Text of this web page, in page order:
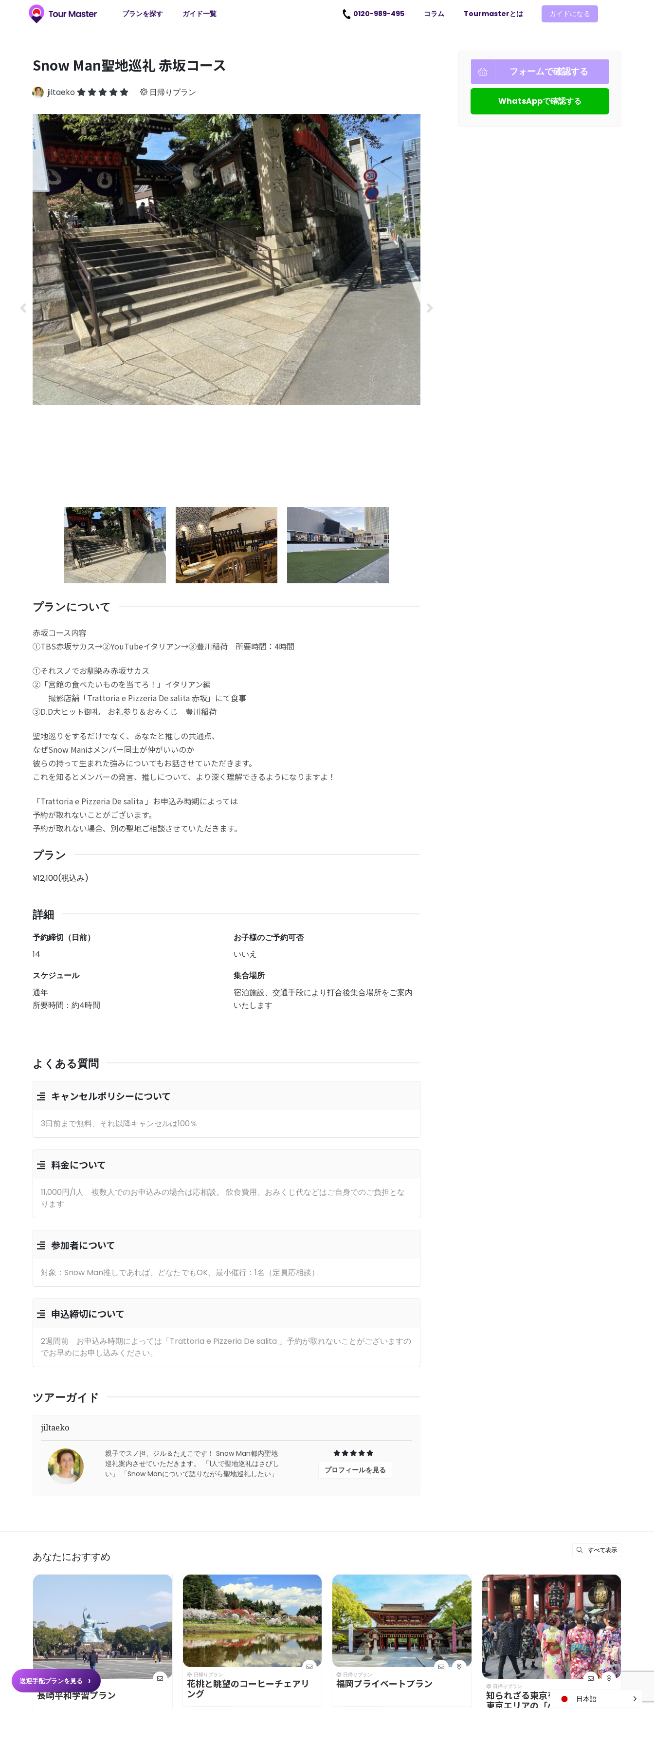
プランを探す ガイド一覧 0120-989-495 コラム Tourmasterとは ガイドになる
Snow Man聖地巡礼 赤坂コース
jiltaeko 日帰りプラン
プランについて
赤坂コース内容
①TBS赤坂サカス→②YouTubeイタリアン→③豊川稲荷 所要時間：4時間
①それスノでお馴染み赤坂サカス
②「宮館の食べたいものを当てろ！」イタリアン編
撮影店舗「Trattoria e Pizzeria De salita 赤坂」にて食事
③D.D大ヒット御礼 お礼参り＆おみくじ 豊川稲荷
聖地巡りをするだけでなく、あなたと推しの共通点、
なぜSnow Manはメンバー同士が仲がいいのか
彼らの持って生まれた強みについてもお話させていただきます。
これを知るとメンバーの発言、推しについて、より深く理解できるようになりますよ！
「Trattoria e Pizzeria De salita 」お申込み時期によっては
予約が取れないことがございます。
予約が取れない場合、別の聖地ご相談させていただきます。
プラン
¥12,100(税込み)
詳細
予約締切（日前）
14
お子様のご予約可否
いいえ
スケジュール
通年
所要時間：約4時間
集合場所
宿泊施設、交通手段により打合後集合場所をご案内
いたします
よくある質問
キャンセルポリシーについて
3日前まで無料、それ以降キャンセルは100％
料金について
11,000円/1人 複数人でのお申込みの場合は応相談。 飲食費用、おみくじ代などはご自身でのご負担とな
ります
参加者について
対象：Snow Man推しであれば、どなたでもOK、最小催行：1名（定員応相談）
申込締切について
2週間前 お申込み時期によっては「Trattoria e Pizzeria De salita 」予約が取れないことがございますの
でお早めにお申し込みください。
ツアーガイド
jiltaeko
親子でスノ担、ジル＆たえこです！ Snow Man都内聖地
巡礼案内させていただきます。
「1人で聖地巡礼はさびし
い」
「Snow Manについて語りながら聖地巡礼したい」
プロフィールを見る
フォームで確認する
WhatsAppで確認する
すべて表示
あなたにおすすめ
日帰りプラン
長崎平和学習プラン
日帰りプラン
花桃と眺望のコーヒーチェアリ
ング
日帰りプラン
福岡プライベートプラン 日帰りプラン
知られざる東京を堪能！千葉・
東京エリアの「小江戸巡り」プ
浅
め
送迎手配プランを見る
日本語